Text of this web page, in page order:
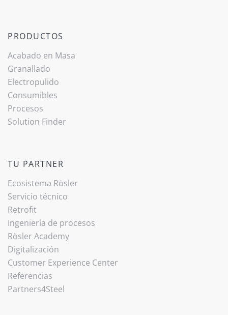
PRODUCTOS
Acabado ­en Masa
Granallado
Electropulido
Consumibles
Procesos
Solution Finder
TU PARTNER
Ecosistema Rösler
Servicio técnico
Retrofit
Ingeniería de procesos
Rösler Academy
Digitalización
Customer Experience Center
Referencias
Partners4Steel